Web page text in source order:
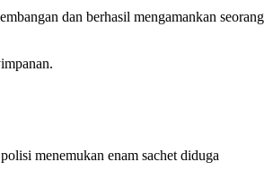
dan berhasil mengamankan seorang
menemukan enam sachet diduga